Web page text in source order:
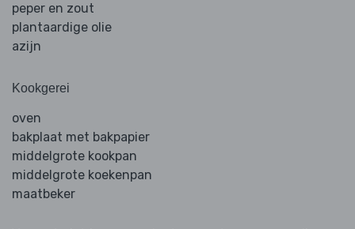
peper en zout
plantaardige olie
azijn
Kookgerei
oven
bakplaat met bakpapier
middelgrote kookpan
middelgrote koekenpan
maatbeker